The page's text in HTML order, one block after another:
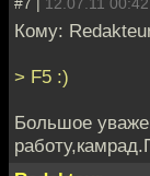
Кому:
> F5 :)
Большое